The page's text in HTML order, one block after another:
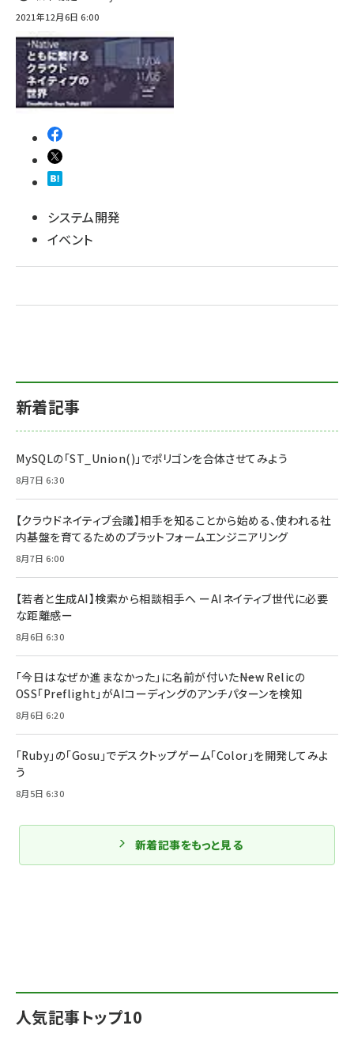
2021年12月6日 6:00
システム開発
イベント
人気記事トップ10
新着記事
MySQLの「ST_Union()」でポリゴンを合体させてみよう
8月7日 6:30
【クラウドネイティブ会議】相手を知ることから始める、使われる社
内基盤を育てるためのプラットフォームエンジニアリング
8月7日 6:00
【若者と生成AI】検索から相談相手へ ーAIネイティブ世代に必要
な距離感ー
8月6日 6:30
「今日はなぜか進まなかった」に名前が付いた――New Relicの
OSS「Preflight」がAIコーディングのアンチパターンを検知
8月6日 6:20
「Ruby」の「Gosu」でデスクトップゲーム「Color」を開発してみよ
う
8月5日 6:30
新着記事をもっと見る